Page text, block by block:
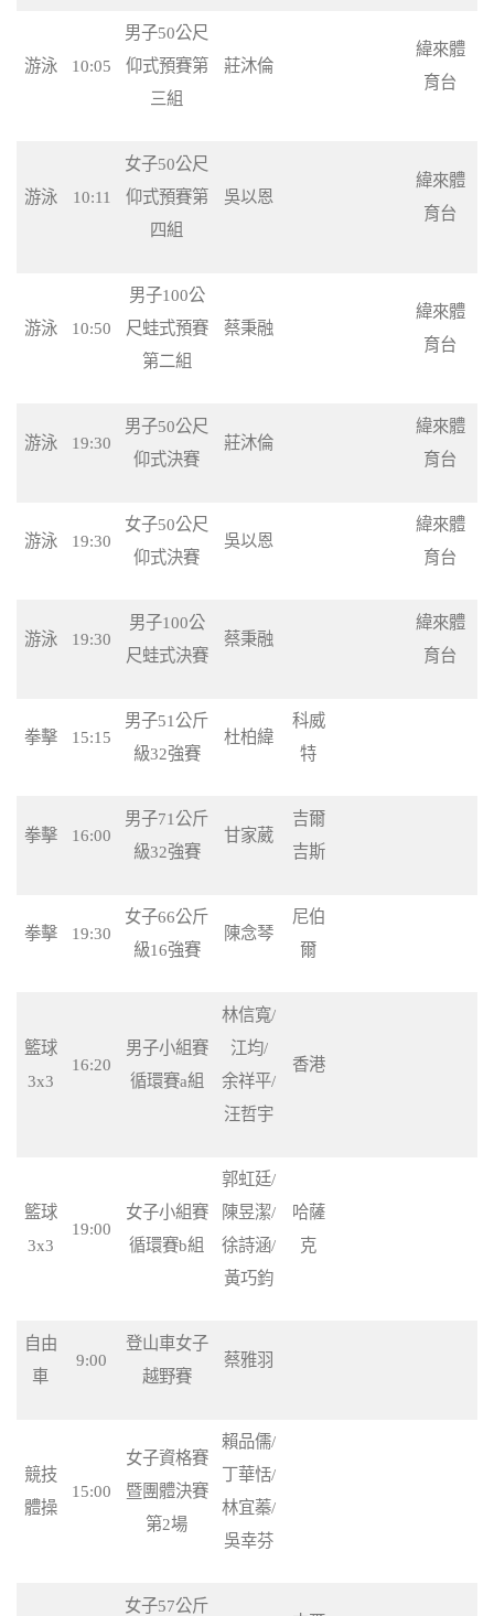
游泳 10:05
男子50公尺
仰式預賽第
三組
莊沐倫
緯來體
育台
游泳 10:11
女子50公尺
仰式預賽第
四組
吳以恩
緯來體
育台
游泳 10:50
男子100公
尺蛙式預賽
第二組
蔡秉融
緯來體
育台
游泳 19:30
男子50公尺
仰式決賽
莊沐倫
緯來體
育台
游泳 19:30
女子50公尺
仰式決賽
吳以恩
緯來體
育台
游泳 19:30
男子100公
尺蛙式決賽
蔡秉融
緯來體
育台
拳擊 15:15
男子51公斤
級32強賽
杜柏緯
科威
特
拳擊 16:00
男子71公斤
級32強賽
甘家葳
吉爾
吉斯
拳擊 19:30
女子66公斤
級16強賽
陳念琴
尼伯
爾
籃球
3x3
16:20
男子小組賽
循環賽a組
林信寬/
江均/
余祥平/
汪哲宇
香港
籃球
3x3
19:00
女子小組賽
循環賽b組
郭虹廷/
陳昱潔/
徐詩涵/
黃巧鈞
哈薩
克
自由
車
9:00
登山車女子
越野賽
蔡雅羽
競技
體操
15:00
女子資格賽
暨團體決賽
第2場
賴品儒/
丁華恬/
林宜蓁/
吳幸芬
女子57公斤